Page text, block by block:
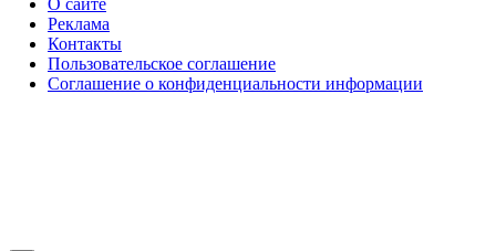
О сайте
Реклама
Контакты
Пользовательское соглашение
Соглашение о конфиденциальности информации